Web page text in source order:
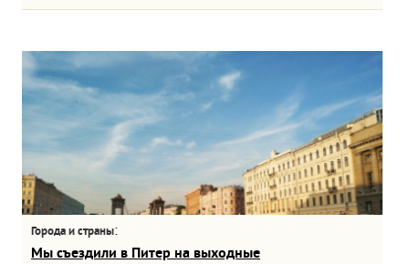
Города и страны:
Мы съездили в Питер на выходные